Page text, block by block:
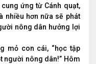
ứng từ Cánh quạt,
nhiều hơn nữa sẽ phát
nông dân hưởng lợi
mỏ con cái, “học tập
người nông dân!” Hôm